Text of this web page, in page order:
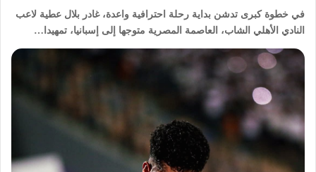
في خطوة كبرى تدشن بداية رحلة احترافية واعدة، غادر بلال عطية لاعب
النادي الأهلي الشاب، العاصمة المصرية متوجها إلى إسبانيا، تمهيدا…